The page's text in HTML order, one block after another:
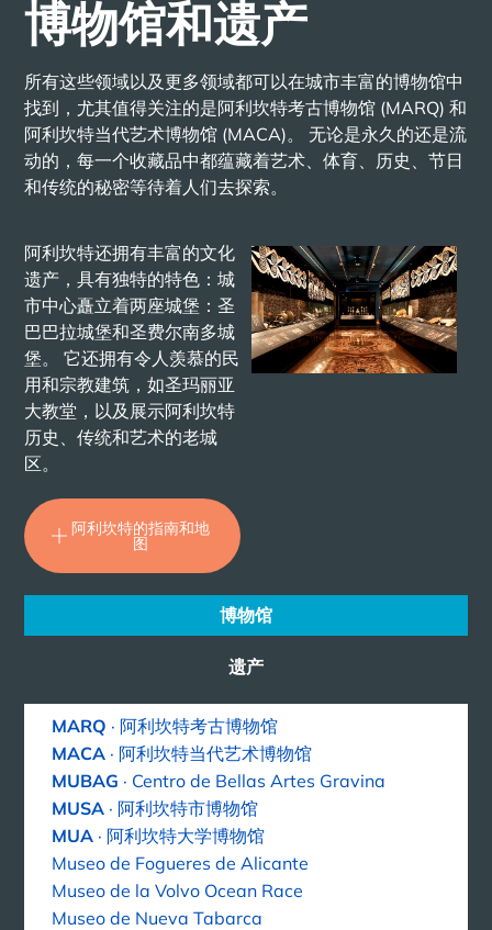
博物馆和遗产
所有这些领域以及更多领域都可以在城市丰富的博物馆中
找到，尤其值得关注的是阿利坎特考古博物馆 (MARQ) 和
阿利坎特当代艺术博物馆 (MACA)。 无论是永久的还是流
动的，每一个收藏品中都蕴藏着艺术、体育、历史、节日
和传统的秘密等待着人们去探索。
阿利坎特还拥有丰富的文化
遗产，具有独特的特色：城
市中心矗立着两座城堡：圣
巴巴拉城堡和圣费尔南多城
堡。 它还拥有令人羡慕的民
用和宗教建筑，如圣玛丽亚
大教堂，以及展示阿利坎特
历史、传统和艺术的老城
区。
阿利坎特的指南和地
图
博物馆
遗产
MARQ · 阿利坎特考古博物馆
MACA· 阿利坎特当代艺术博物馆
MUBAG · Centro de Bellas Artes Gravina
MUSA· 阿利坎特市博物馆
MUA· 阿利坎特大学博物馆
Museo de Fogueres de Alicante
Museo de la Volvo Ocean Race
Museo de Nueva Tabarca